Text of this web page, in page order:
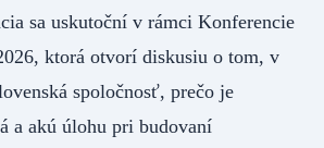
sa uskutoční v rámci Konferencie
ktorá otvorí diskusiu o tom, v
spoločnosť, prečo je
a akú úlohu pri budovaní